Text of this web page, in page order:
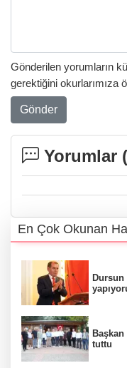
Gönderilen yorumların
gerektiğini okurlarımıza
Gönder
Yorumlar (
En Çok Okunan
Dursun
Başkan
tuttu